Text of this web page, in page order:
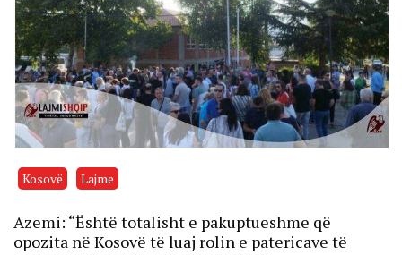
Kosovë Lajme
Azemi: “Është totalisht e pakuptueshme që
opozita në Kosovë të luaj rolin e patericave të